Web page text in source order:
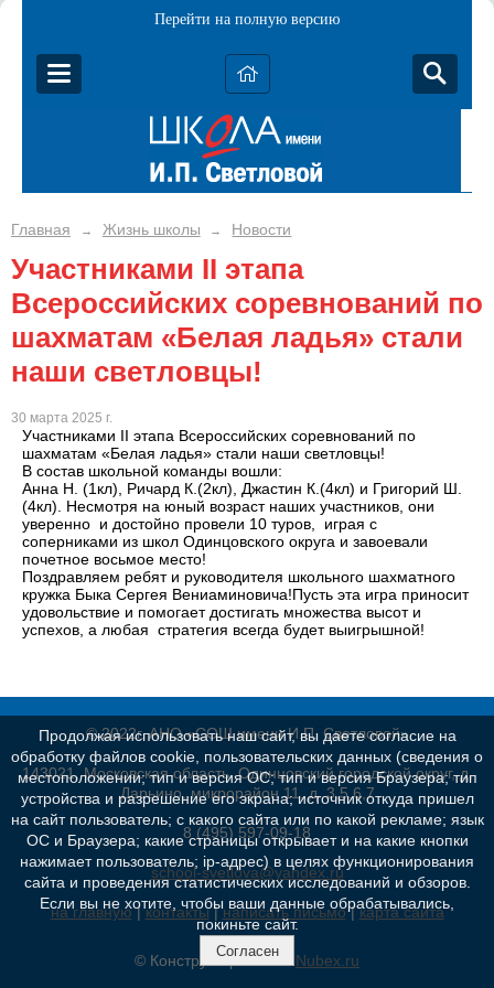
Перейти на полную версию
Главная → Жизнь школы → Новости
Участниками II этапа
Всероссийских соревнований по
шахматам «Белая ладья» стали
наши светловцы!
30 марта 2025 г.
Участниками II этапа Всероссийских соревнований по
шахматам «Белая ладья» стали наши светловцы!
В состав школьной команды вошли:
Анна Н. (1кл), Ричард К.(2кл), Джастин К.(4кл) и Григорий Ш.
(4кл). Несмотря на юный возраст наших участников, они
уверенно и достойно провели 10 туров, играя с
соперниками из школ Одинцовского округа и завоевали
почетное восьмое место!
Поздравляем ребят и руководителя школьного шахматного
кружка Быка Сергея Вениаминовича!Пусть эта игра приносит
удовольствие и помогает достигать множества высот и
успехов, а любая стратегия всегда будет выигрышной!
© 2022г. АНО «СОШ имени И.П. Светловой»
143021, Московская область, Одинцовский городской округ, д.
Дарьино, микрорайон 11, д. 3,5,6,7
8 (495) 597-09-18
school-svetlova@yandex.ru
на главную|контакты|написать письмо|карта сайта
© Конструктор сайтовNubex.ru
Продолжая использовать наш сайт, вы даете согласие на
обработку файлов cookie, пользовательских данных (сведения о
местоположении; тип и версия ОС; тип и версия Браузера; тип
устройства и разрешение его экрана; источник откуда пришел
на сайт пользователь; с какого сайта или по какой рекламе; язык
ОС и Браузера; какие страницы открывает и на какие кнопки
нажимает пользователь; ip-адрес) в целях функционирования
сайта и проведения статистических исследований и обзоров.
Если вы не хотите, чтобы ваши данные обрабатывались,
покиньте сайт.
Согласен